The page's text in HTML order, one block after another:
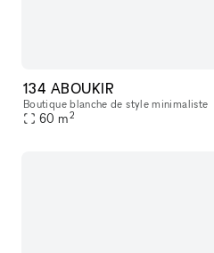
134 ABOUKIR
Boutique blanche de style minimaliste
60 m2